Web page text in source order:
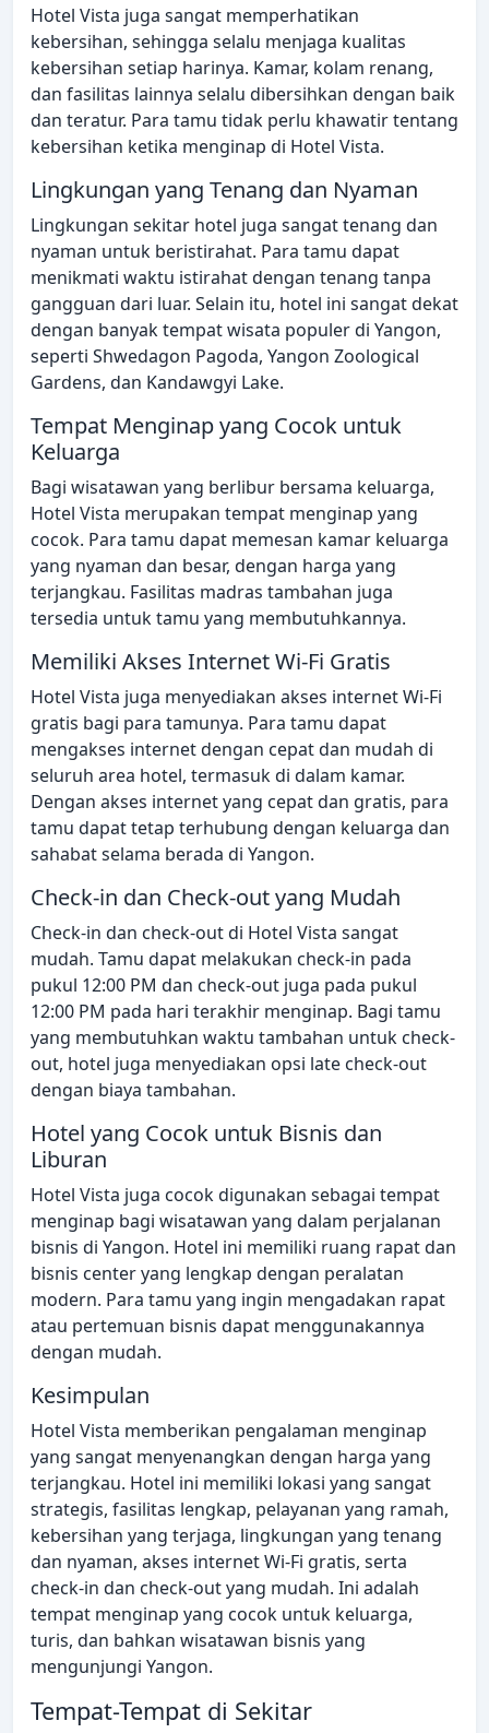
Hotel Vista juga sangat memperhatikan
kebersihan, sehingga selalu menjaga kualitas
kebersihan setiap harinya. Kamar, kolam renang,
dan fasilitas lainnya selalu dibersihkan dengan baik
dan teratur. Para tamu tidak perlu khawatir tentang
kebersihan ketika menginap di Hotel Vista.
Lingkungan yang Tenang dan Nyaman
Lingkungan sekitar hotel juga sangat tenang dan
nyaman untuk beristirahat. Para tamu dapat
menikmati waktu istirahat dengan tenang tanpa
gangguan dari luar. Selain itu, hotel ini sangat dekat
dengan banyak tempat wisata populer di Yangon,
seperti Shwedagon Pagoda, Yangon Zoological
Gardens, dan Kandawgyi Lake.
Tempat Menginap yang Cocok untuk
Keluarga
Bagi wisatawan yang berlibur bersama keluarga,
Hotel Vista merupakan tempat menginap yang
cocok. Para tamu dapat memesan kamar keluarga
yang nyaman dan besar, dengan harga yang
terjangkau. Fasilitas madras tambahan juga
tersedia untuk tamu yang membutuhkannya.
Memiliki Akses Internet Wi-Fi Gratis
Hotel Vista juga menyediakan akses internet Wi-Fi
gratis bagi para tamunya. Para tamu dapat
mengakses internet dengan cepat dan mudah di
seluruh area hotel, termasuk di dalam kamar.
Dengan akses internet yang cepat dan gratis, para
tamu dapat tetap terhubung dengan keluarga dan
sahabat selama berada di Yangon.
Check-in dan Check-out yang Mudah
Check-in dan check-out di Hotel Vista sangat
mudah. Tamu dapat melakukan check-in pada
pukul 12:00 PM dan check-out juga pada pukul
12:00 PM pada hari terakhir menginap. Bagi tamu
yang membutuhkan waktu tambahan untuk check-
out, hotel juga menyediakan opsi late check-out
dengan biaya tambahan.
Hotel yang Cocok untuk Bisnis dan
Liburan
Hotel Vista juga cocok digunakan sebagai tempat
menginap bagi wisatawan yang dalam perjalanan
bisnis di Yangon. Hotel ini memiliki ruang rapat dan
bisnis center yang lengkap dengan peralatan
modern. Para tamu yang ingin mengadakan rapat
atau pertemuan bisnis dapat menggunakannya
dengan mudah.
Kesimpulan
Hotel Vista memberikan pengalaman menginap
yang sangat menyenangkan dengan harga yang
terjangkau. Hotel ini memiliki lokasi yang sangat
strategis, fasilitas lengkap, pelayanan yang ramah,
kebersihan yang terjaga, lingkungan yang tenang
dan nyaman, akses internet Wi-Fi gratis, serta
check-in dan check-out yang mudah. Ini adalah
tempat menginap yang cocok untuk keluarga,
turis, dan bahkan wisatawan bisnis yang
mengunjungi Yangon.
Tempat-Tempat di Sekitar